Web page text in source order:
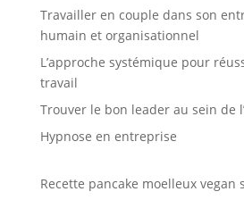
Travailler en couple dans son
humain et organisationnel
L’approche systémique pour
travail
Trouver le bon leader au sein de
Hypnose en entreprise
Recette pancake moelleux vegan